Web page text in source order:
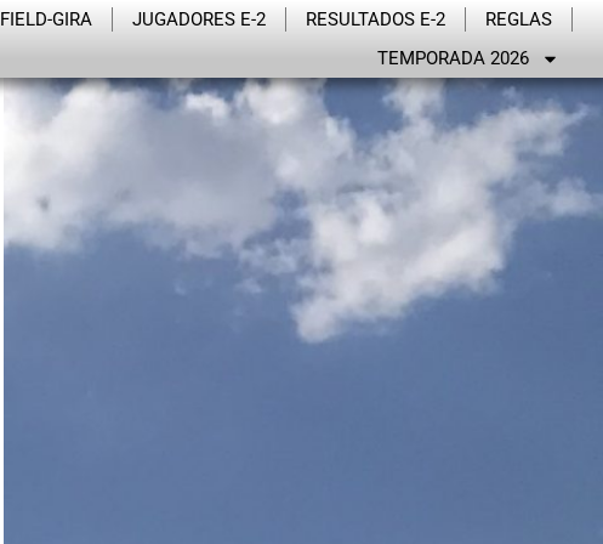
FIELD-GIRA JUGADORES E-2 RESULTADOS E-2
REGLAS
TEMPORADA 2026